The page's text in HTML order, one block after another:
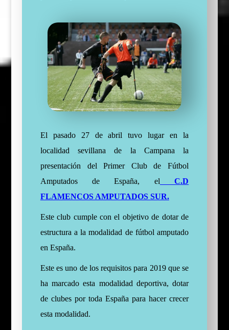
El pasado 27 de abril tuvo lugar en la
localidad sevillana de la Campana la
presentación del Primer Club de Fútbol
Amputados de España, el C.D
FLAMENCOS AMPUTADOS SUR.
Este club cumple con el objetivo de dotar de
estructura a la modalidad de fútbol amputado
en España.
Este es uno de los requisitos para 2019 que se
ha marcado esta modalidad deportiva, dotar
de clubes por toda España para hacer crecer
esta modalidad.